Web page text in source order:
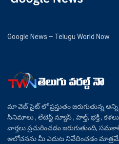
Google News – Telugu World Now
మా వెబ్ సైట్ లో ప్రస్తుతం జరుగుతున్న
సినిమాలు , లేటెస్ట్ న్యూస్ , హెల్త్, భక్తి ,
వార్తలు ప్రచురించడం జరుగుతుంది,
ఆలోచనను మీ ఎదుట నివేదించడం